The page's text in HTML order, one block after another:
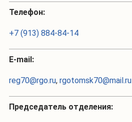
Телефон:
+7 (913) 884-84-14
Е-mail:
reg70@rgo.ru, rgotomsk70@mail.ru
Председатель отделения: